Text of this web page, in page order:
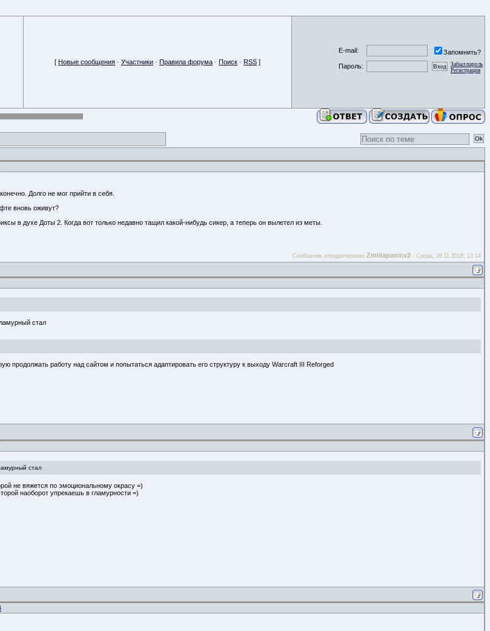
[ Новые сообщения · Участники · Правила форума · Поиск · RSS ]
E-mail:
Запомнить?
Пароль:
Забыл пароль
Регистрация
Долго не мог прийти в себя.
вновь оживут?
в духе Доты 2. Когда вот только недавно тащил какой-нибудь сикер, а теперь он вылетел из меты.
Сообщение отредактировал Zmlilapanicv2 - Среда, 28.11.2018, 13:14
стал
продолжать работу над сайтом и попытаться адаптировать его структуру к выходу Warcraft III Reforged
стал
не вяжется по эмоциональному окрасу =)
наоборот упрекаешь в гламурности =)